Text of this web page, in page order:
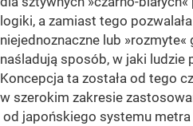
logiki, a zamiast tego
niejednoznaczne lub
naśladują sposób, w jaki ludzie
Koncepcja ta została od tego
w szerokim zakresie
od japońskiego systemu